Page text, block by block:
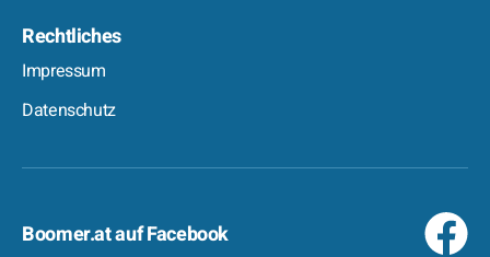
Rechtliches
Impressum
Datenschutz
Boomer.at auf Facebook